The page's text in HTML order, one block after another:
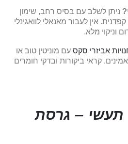
ניתן לשלב עם בסיס רחב, שימון
אין לעבור מאנאלי לוואגינלי
וניקוי מלא.
אביזרי סקס עם מוניטין טוב או
קראי ביקורות ובדקי חומרים
תעשי – גרסת